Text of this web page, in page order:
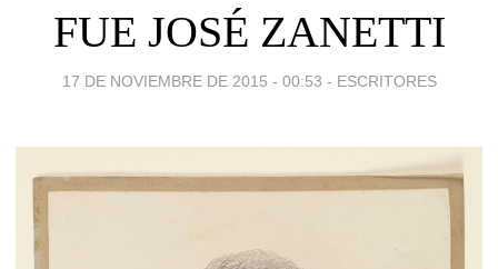
FUE JOSÉ ZANETTI
17 DE NOVIEMBRE DE 2015 - 00:53 - ESCRITORES